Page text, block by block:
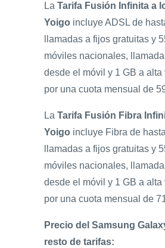
La Tarifa Fusión Infinita a
Yoigo incluye ADSL de
llamadas a fijos gratuitas y
móviles nacionales,
desde el móvil y 1 GB a
por una cuota mensual de
La Tarifa Fusión Fibra
Yoigo incluye Fibra de
llamadas a fijos gratuitas y
móviles nacionales,
desde el móvil y 1 GB a
por una cuota mensual de
Precio del Samsung
resto de tarifas: